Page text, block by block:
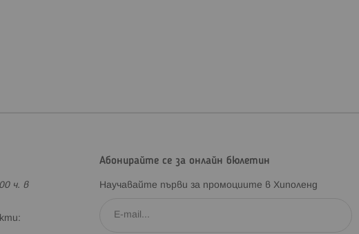
ч. в
Абонирайте се за онлайн бюлетин
Научавайте първи за промоциите в Хиполенд